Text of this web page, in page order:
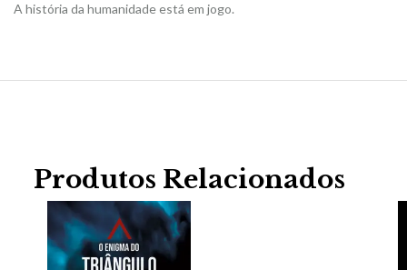
A história da humanidade está em jogo.
Produtos Relacionados